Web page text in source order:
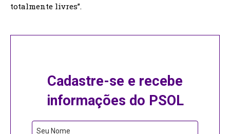
totalmente livres”.
Cadastre-se e recebe
informações do PSOL
Seu Nome